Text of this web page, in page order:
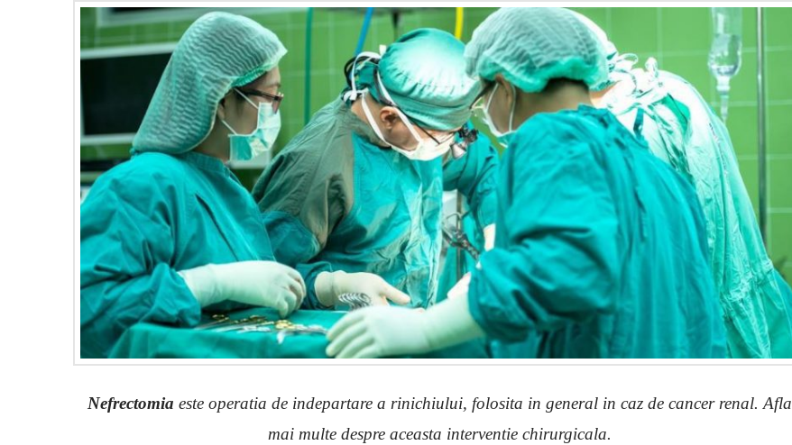
Nefrectomia este operatia de indepartare a rinichiului, folosita in general in caz de cancer renal. Afla
mai multe despre aceasta interventie chirurgicala.